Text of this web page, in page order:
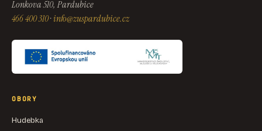
Lonkova 510, Pardubice
466 400 310·info@zuspardubice.cz
OBORY
Hudebka